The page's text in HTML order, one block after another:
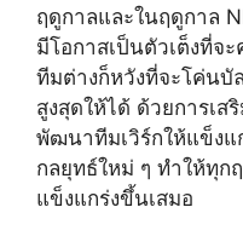
ฤดูกาลและในฤดูกาล
มีโอกาสเป็นตัวเต็งที่จ
ทีมต่างก็หวังที่จะโค่นบั
สูงสุดให้ได้ ด้วยการเ
พัฒนาทีมเวิร์กให้แข็งแ
กลยุทธ์ใหม่ ๆ ทำให้ทุก
แข็งแกร่งขึ้นเสมอ